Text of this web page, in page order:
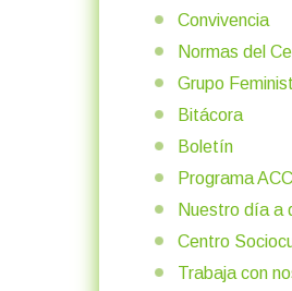
Convivencia
Normas del
Grupo
Bitácora
Boletín
Programa
Nuestro día a
Centro
Trabaja con